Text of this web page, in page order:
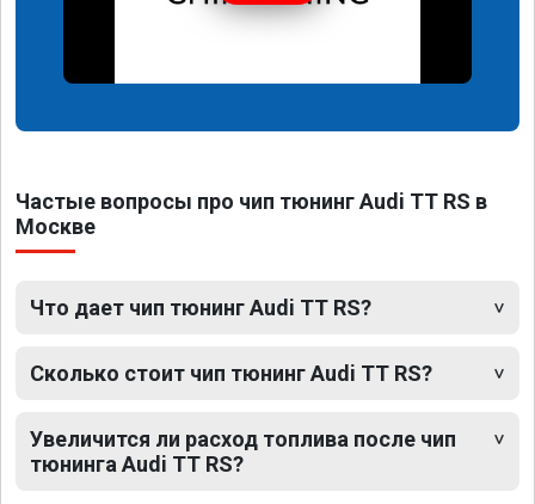
Частые вопросы про чип тюнинг Audi TT RS в
Москве
Что дает чип тюнинг Audi TT RS?
Сколько стоит чип тюнинг Audi TT RS?
Увеличится ли расход топлива после чип
тюнинга Audi TT RS?